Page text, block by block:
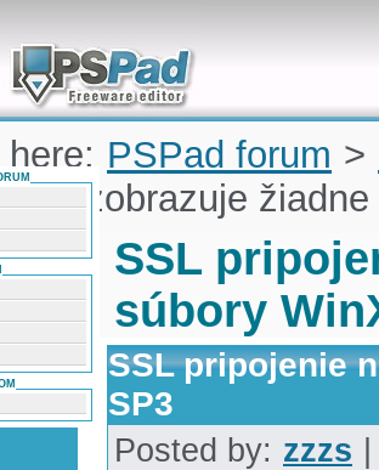
solve problems and quickly
for Microsoft
PSPad forum >
nezobrazuje
SSL
súbory
SSL pripojenie
SP3
Posted by: zzzs